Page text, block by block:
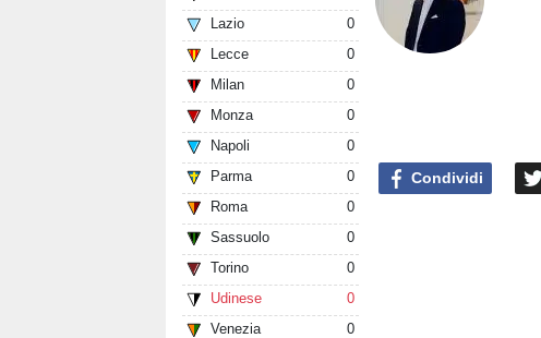
Lazio
0
Lecce
0
Milan
0
Monza
0
Napoli
0
Parma
0
Roma
0
Sassuolo
0
Torino
0
Udinese
0
Venezia
0
Condividi